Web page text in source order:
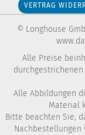
Diese
Technologien
Wir verwenden
Drittanbietern, um
gewährleisten, die
Ihnen ein
Informationen finden
VERTRAG
© Longhouse
Alle Preise
Alle Abbildungen
Material
Bitte beachten Sie,
Nachbestellungen